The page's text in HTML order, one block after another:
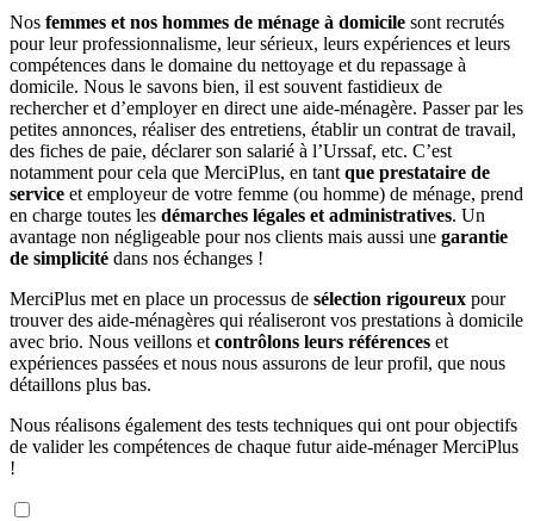
Nos femmes et nos hommes de ménage à domicile sont recrutés
pour leur professionnalisme, leur sérieux, leurs expériences et leurs
compétences dans le domaine du nettoyage et du repassage à
domicile. Nous le savons bien, il est souvent fastidieux de
rechercher et d’employer en direct une aide-ménagère. Passer par les
petites annonces, réaliser des entretiens, établir un contrat de travail,
des fiches de paie, déclarer son salarié à l’Urssaf, etc. C’est
notamment pour cela que MerciPlus, en tant que prestataire de
service et employeur de votre femme (ou homme) de ménage, prend
en charge toutes les démarches légales et administratives. Un
avantage non négligeable pour nos clients mais aussi une garantie
de simplicité dans nos échanges !
MerciPlus met en place un processus de sélection rigoureux pour
trouver des aide-ménagères qui réaliseront vos prestations à domicile
avec brio. Nous veillons et contrôlons leurs références et
expériences passées et nous nous assurons de leur profil, que nous
détaillons plus bas.
Nous réalisons également des tests techniques qui ont pour objectifs
de valider les compétences de chaque futur aide-ménager MerciPlus
!